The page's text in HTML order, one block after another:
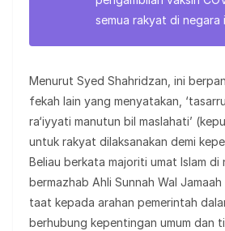
semua rakyat di negara
Menurut Syed Shahridzan, ini
fekah lain yang menyatakan,
ra‘iyyati manutun bil maslahati’
untuk rakyat dilaksanakan demi
Beliau berkata majoriti umat Islam di
bermazhab Ahli Sunnah Wal
taat kepada arahan pemerintah
berhubung kepentingan umum dan